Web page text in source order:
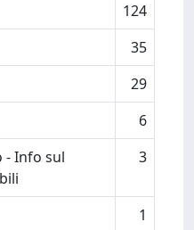
124
35
29
6
- Info sul
3
1